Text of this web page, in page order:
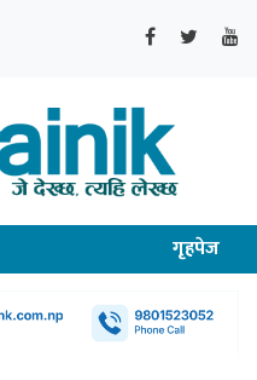
गृहपेज